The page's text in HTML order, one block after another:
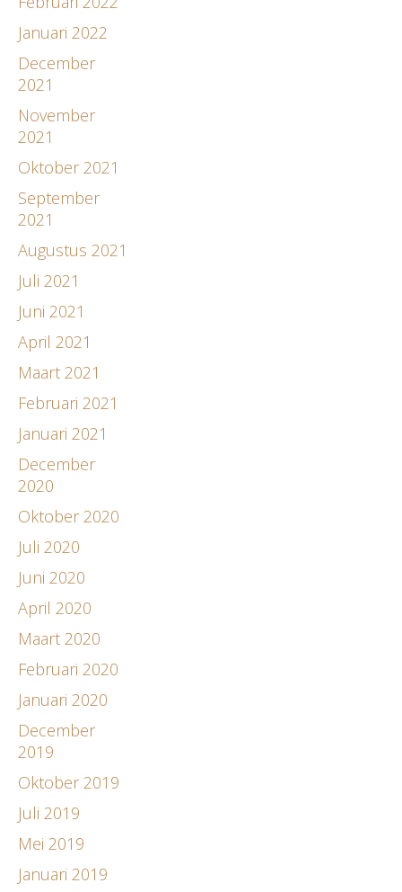
Januari 2022
December
2021
November
2021
Oktober 2021
September
2021
Augustus 2021
Juli 2021
Juni 2021
April 2021
Maart 2021
Februari 2021
Januari 2021
December
2020
Oktober 2020
Juli 2020
Juni 2020
April 2020
Maart 2020
Februari 2020
Januari 2020
December
2019
Oktober 2019
Juli 2019
Mei 2019
Januari 2019